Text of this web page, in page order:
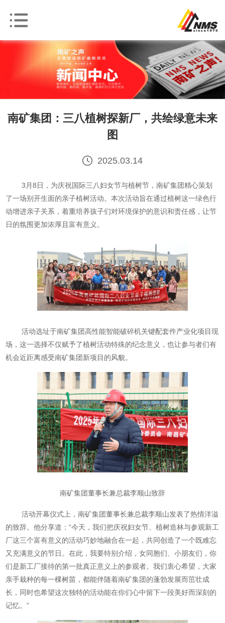
南矿集团：三八植树探新厂，共绘绿意未来
图
2025.03.14
3月8日，为庆祝国际三八妇女节与植树节，南矿集团精心策划
了一场别开生面的亲子植树活动。本次活动旨在通过植树这一绿色行
动增进亲子关系，着重培养孩子们对环境保护的意识和责任感，让节
日的氛围更加浓厚且富有意义。
活动选址于南矿集团高性能智能破碎机关键配套件产业化项目现
场，这一选择不仅赋予了植树活动特殊的纪念意义，也让参与者们有
机会近距离感受南矿集团新项目的风貌。
南矿集团董事长兼总裁李顺山致辞
活动开幕仪式上，南矿集团董事长兼总裁李顺山发表了热情洋溢
的致辞。他分享道：“今天，我们把庆祝妇女节、植树造林与参观新工
厂这三个富有意义的活动巧妙地融合在一起，共同创造了一个既难忘
又充满意义的节日。在此，我要特别介绍，女同胞们、小朋友们，你
们是新工厂接待的第一批真正意义上的参观者。我们衷心希望，大家
亲手栽种的每一棵树苗，都能伴随着南矿集团的蓬勃发展而茁壮成
长，同时也希望这次独特的活动能在你们心中留下一段美好而深刻的
记忆。”